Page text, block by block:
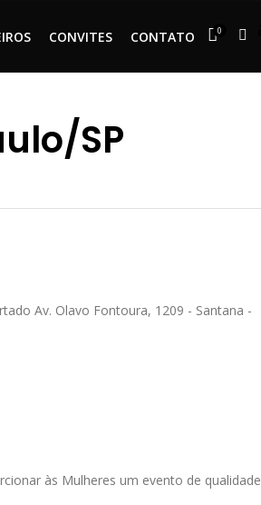
CONVITES CONTATO 0
SP
Av. Olavo Fontoura, 1209 - Santana -
às Mulheres um evento de qualidade